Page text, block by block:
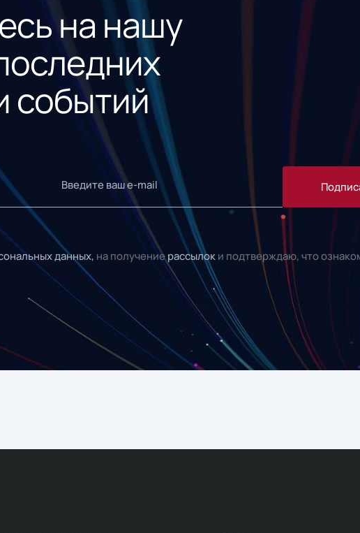
на нашу
событий
данных, на получениерассылок и подтверждаю, что